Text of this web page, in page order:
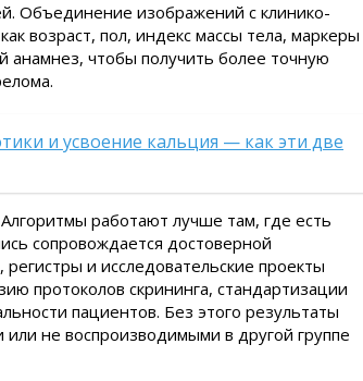
Объединение изображений с клинико-
возраст, пол, индекс массы тела, маркеры
анамнез, чтобы получить более точную
и усвоение кальция — как эти две
работают лучше там, где есть
сопровождается достоверной
и исследовательские проекты
протоколов скрининга, стандартизации
пациентов. Без этого результаты
не воспроизводимыми в другой группе